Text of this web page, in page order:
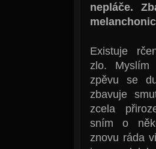
nepláče.
Existuje
zlo.
zpěvu se
zbavuje
zcela
sním o
znovu ráda